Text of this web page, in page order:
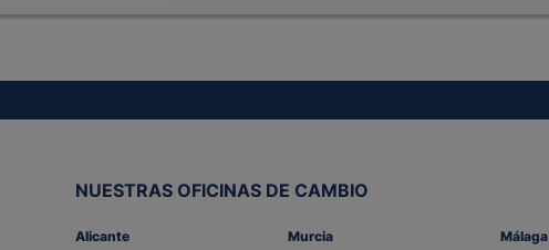
NUESTRAS OFICINAS DE CAMBIO
Alicante
Murcia
Málaga